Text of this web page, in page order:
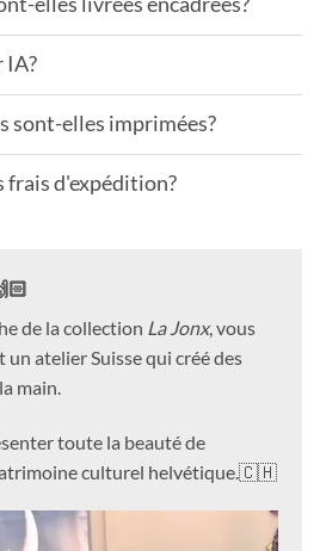
IA?
sont-elles imprimées?
frais d'expédition?
de la collection La Jonx, vous
atelier Suisse qui créé des
main.
toute la beauté de
culturel helvétique.🇨🇭